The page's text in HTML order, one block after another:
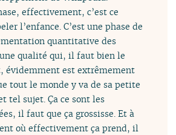
effectivement, c’est ce
l’enfance. C’est une phase de
quantitative des
qualité qui, il faut bien le
évidemment est extrêmement
tout le monde y va de sa petite
tel sujet. Ça ce sont les
il faut que ça grossisse. Et à
où effectivement ça prend, il